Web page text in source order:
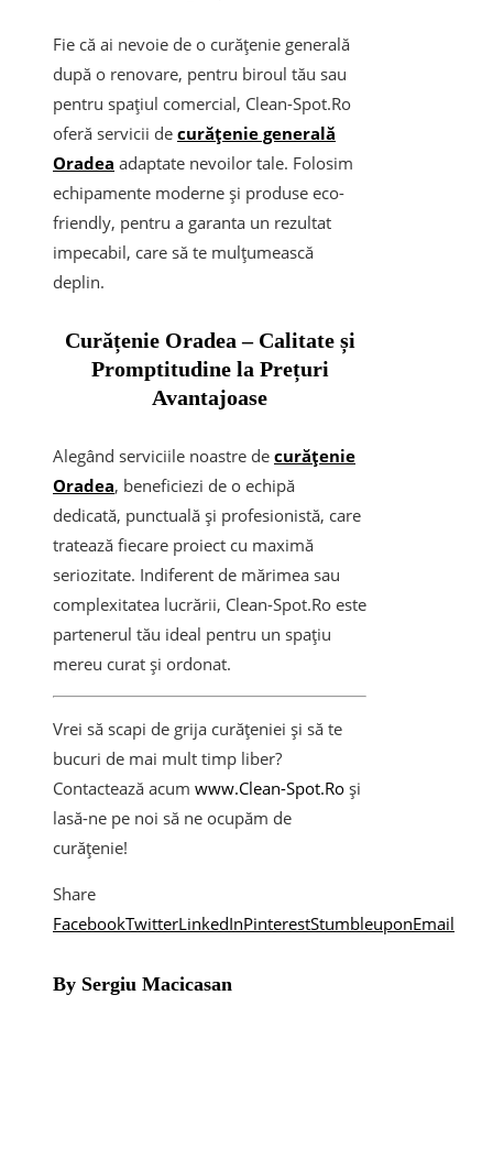
Fie că ai nevoie de o curățenie generală
după o renovare, pentru biroul tău sau
pentru spațiul comercial, Clean-Spot.Ro
oferă servicii de curățenie generală
Oradea adaptate nevoilor tale. Folosim
echipamente moderne și produse eco-
friendly, pentru a garanta un rezultat
impecabil, care să te mulțumească
deplin.
Curățenie Oradea – Calitate și
Promptitudine la Prețuri
Avantajoase
Alegând serviciile noastre de curățenie
Oradea, beneficiezi de o echipă
dedicată, punctuală și profesionistă, care
tratează fiecare proiect cu maximă
seriozitate. Indiferent de mărimea sau
complexitatea lucrării, Clean-Spot.Ro este
partenerul tău ideal pentru un spațiu
mereu curat și ordonat.
Vrei să scapi de grija curățeniei și să te
bucuri de mai mult timp liber?
Contactează acum www.Clean-Spot.Ro și
lasă-ne pe noi să ne ocupăm de
curățenie!
Share
FacebookTwitterLinkedInPinterestStumbleuponEmail
By Sergiu Macicasan